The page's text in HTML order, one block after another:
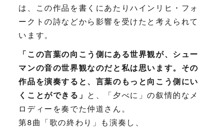
は、この作品を書くにあたりハインリヒ・フォ
ークトの詩などから影響を受けたと考えられて
います。
「この言葉の向こう側にある世界観が、シュー
マンの音の世界観なのだと私は思います。その
作品を演奏すると、言葉のもっと向こう側にい
くことができる」 と、「夕べに」の叙情的なメ
ロディーを奏でた仲道さん。
第8曲「歌の終わり」も演奏し、